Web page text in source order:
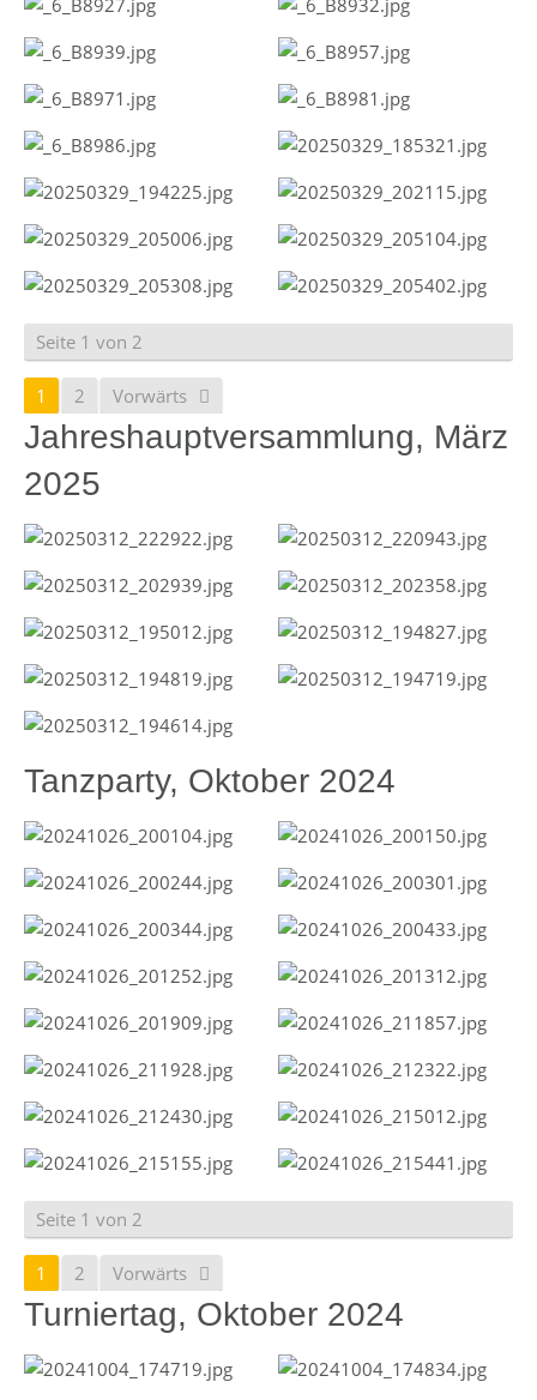
Seite 1 von 2
1 2 Vorwärts
Jahreshauptversammlung, März
2025
Tanzparty, Oktober 2024
Seite 1 von 2
1 2 Vorwärts
Turniertag, Oktober 2024